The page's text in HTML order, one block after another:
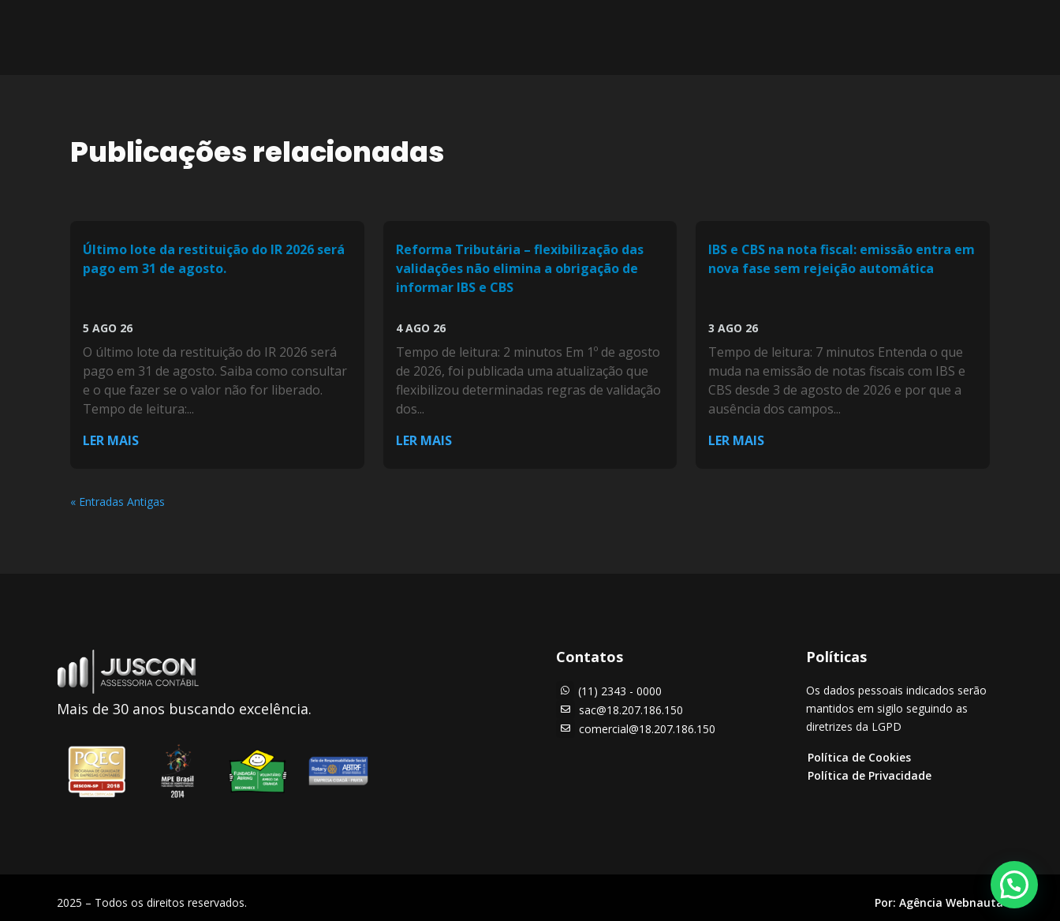
Publicações relacionadas
Último lote da restituição do IR 2026 será
pago em 31 de agosto.
5 AGO 26
O último lote da restituição do IR 2026 será
pago em 31 de agosto. Saiba como consultar
e o que fazer se o valor não for liberado.
Tempo de leitura:...
LER MAIS
Reforma Tributária – flexibilização das
validações não elimina a obrigação de
informar IBS e CBS
4 AGO 26
Tempo de leitura: 2 minutos Em 1º de agosto
de 2026, foi publicada uma atualização que
flexibilizou determinadas regras de validação
dos...
LER MAIS
IBS e CBS na nota fiscal: emissão entra em
nova fase sem rejeição automática
3 AGO 26
Tempo de leitura: 7 minutos Entenda o que
muda na emissão de notas fiscais com IBS e
CBS desde 3 de agosto de 2026 e por que a
ausência dos campos...
LER MAIS
« Entradas Antigas
Mais de 30 anos buscando excelência.
Contatos
 (11) 2343 - 0000
 sac@18.207.186.150
 comercial@18.207.186.150
Políticas
Os dados pessoais indicados serão
mantidos em sigilo seguindo as
diretrizes da LGPD
Política de Cookies
Política de Privacidade
2025 – Todos os direitos reservados. Por: Agência Webnauta